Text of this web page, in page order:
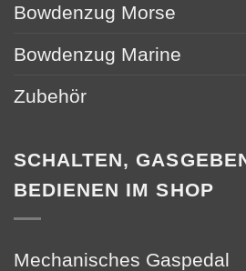
Bowdenzug Morse
Bowdenzug Marine
Zubehör
SCHALTEN,
BEDIENEN IM SHOP
Mechanisches Gaspedal